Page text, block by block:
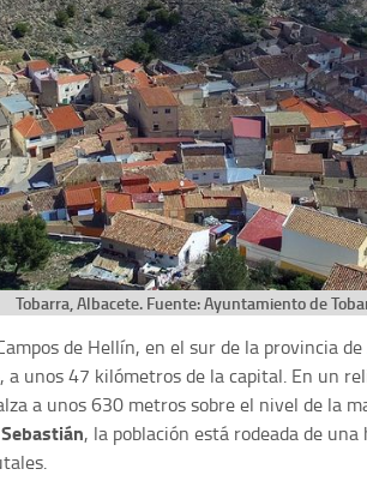
Tobarra, Albacete. Fuente: Ayuntamiento de
de Hellín, en el sur de la provincia de
, a unos 47 kilómetros de la capital. En un
a unos 630 metros sobre el nivel de la
, la población está rodeada de